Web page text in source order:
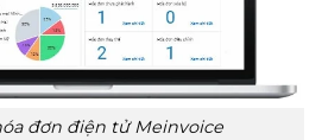
đơn điện tử Meinvoice